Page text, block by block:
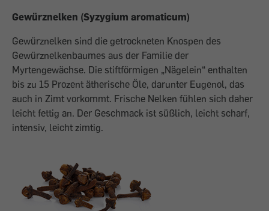
Gewürznelken (Syzygium aromaticum)
Gewürznelken sind die getrockneten Knospen des
Gewürznelkenbaumes aus der Familie der
Myrtengewächse. Die stiftförmigen „Nägelein“ enthalten
bis zu 15 Prozent ätherische Öle, darunter Eugenol, das
auch in Zimt vorkommt. Frische Nelken fühlen sich daher
leicht fettig an. Der Geschmack ist süßlich, leicht scharf,
intensiv, leicht zimtig.